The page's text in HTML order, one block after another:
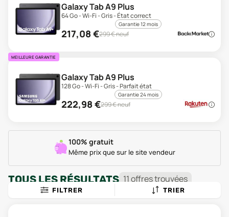
Galaxy Tab A9 Plus
64 Go - Wi-Fi - Gris - État correct
Garantie 12 mois
217,08 €299€ neuf
MEILLEURE GARANTIE
Galaxy Tab A9 Plus
128 Go - Wi-Fi - Gris - Parfait état
Garantie 24 mois
222,98 €299€ neuf
100% gratuit
Même prix que sur le site vendeur
TOUS LES RÉSULTATS 11offrestrouvées
FILTRER TRIER